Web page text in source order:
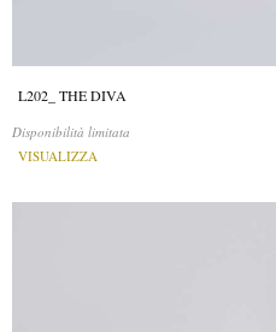
L202_ THE DIVA
Disponibilità limitata
VISUALIZZA